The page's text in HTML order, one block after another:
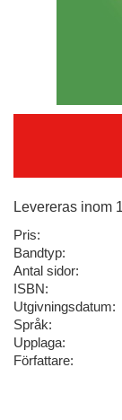
Levereras inom
Pris:
Bandtyp:
Antal sidor:
ISBN:
Utgivningsdatum:
Språk:
Upplaga:
Författare: